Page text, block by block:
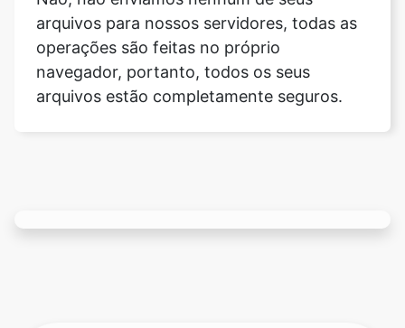
arquivos estão completamente seguros.